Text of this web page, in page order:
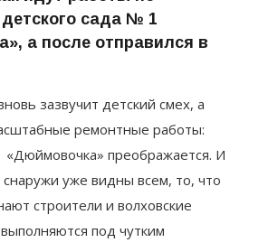
Сергей Валериевич
идут работы по
сада № 1
зазвучит детский смех, а
ремонтные работы:
«Дюймовочка» преображается. И
снаружи уже видны всем, то, что
строители и волховские